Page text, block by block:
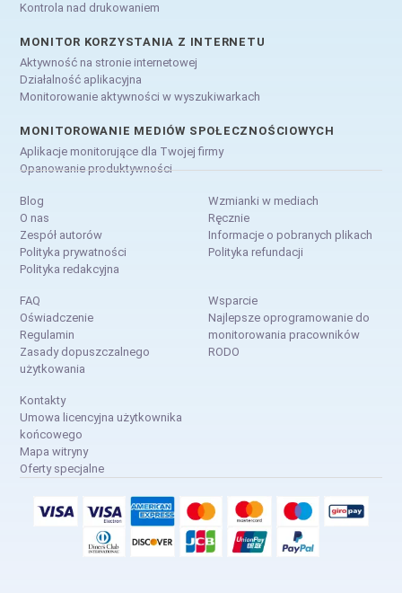
Kontrola nad drukowaniem
MONITOR KORZYSTANIA Z INTERNETU
Aktywność na stronie internetowej
Działalność aplikacyjna
Monitorowanie aktywności w wyszukiwarkach
MONITOROWANIE MEDIÓW SPOŁECZNOŚCIOWYCH
Aplikacje monitorujące dla Twojej firmy
Opanowanie produktywności
Blog
O nas
Zespół autorów
Polityka prywatności
Polityka redakcyjna
Wzmianki w mediach
Ręcznie
Informacje o pobranych plikach
Polityka refundacji
FAQ
Oświadczenie
Regulamin
Zasady dopuszczalnego
użytkowania
Wsparcie
Najlepsze oprogramowanie do
monitorowania pracowników
RODO
Kontakty
Umowa licencyjna użytkownika
końcowego
Mapa witryny
Oferty specjalne